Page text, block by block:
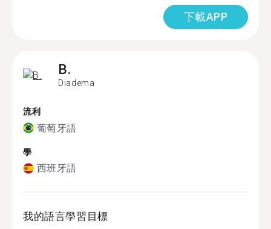
下載APP
B.
Diadema
流利
葡萄牙語
學
西班牙語
我的語言學習目標